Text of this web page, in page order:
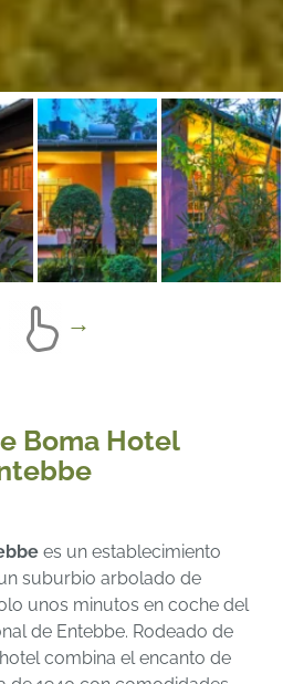
Boma Hotel
es un establecimiento
suburbio arbolado de
unos minutos en coche del
de Entebbe. Rodeado de
combina el encanto de